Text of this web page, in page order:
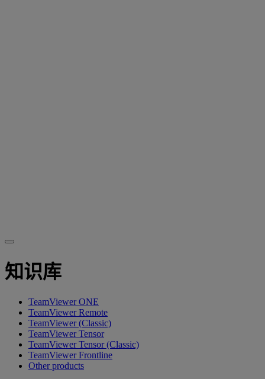
知识库
TeamViewer ONE
TeamViewer Remote
TeamViewer (Classic)
TeamViewer Tensor
TeamViewer Tensor (Classic)
TeamViewer Frontline
Other products